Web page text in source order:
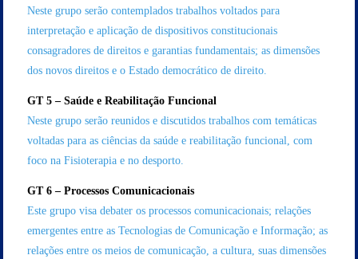
Neste grupo serão contemplados trabalhos voltados para
interpretação e aplicação de dispositivos constitucionais
consagradores de direitos e garantias fundamentais; as dimensões
dos novos direitos e o Estado democrático de direito.
GT 5 – Saúde e Reabilitação Funcional
Neste grupo serão reunidos e discutidos trabalhos com temáticas
voltadas para as ciências da saúde e reabilitação funcional, com
foco na Fisioterapia e no desporto.
GT 6 – Processos Comunicacionais
Este grupo visa debater os processos comunicacionais; relações
emergentes entre as Tecnologias de Comunicação e Informação; as
relações entre os meios de comunicação, a cultura, suas dimensões